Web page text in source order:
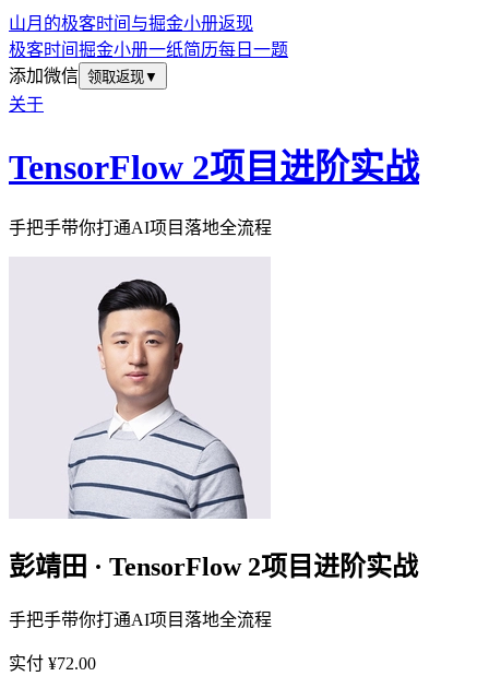
山月的极客时间与掘金小册返现
极客时间掘金小册一纸简历每日一题
添加微信 领取返现▼
关于
TensorFlow 2项目进阶实战
手把手带你打通AI项目落地全流程
彭靖田 · TensorFlow 2项目进阶实战
手把手带你打通AI项目落地全流程
实付 ¥72.00